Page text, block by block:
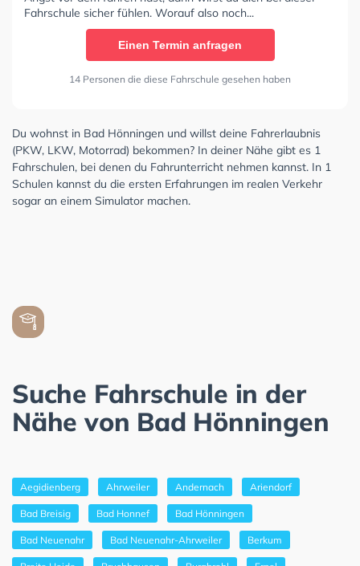
Fahrschule sicher fühlen. Worauf also noch...
Einen Termin anfragen
14 Personen die diese Fahrschule gesehen haben
Du wohnst in Bad Hönningen und willst deine Fahrerlaubnis
(PKW, LKW, Motorrad) bekommen? In deiner Nähe gibt es 1
Fahrschulen, bei denen du Fahrunterricht nehmen kannst. In 1
Schulen kannst du die ersten Erfahrungen im realen Verkehr
sogar an einem Simulator machen.
Suche Fahrschule in der
Nähe von Bad Hönningen
Aegidienberg Ahrweiler Andernach Ariendorf
Bad Breisig Bad Honnef Bad Hönningen
Bad Neuenahr Bad Neuenahr-Ahrweiler Berkum